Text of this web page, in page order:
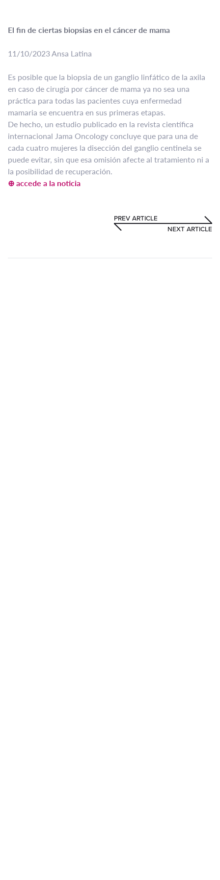
El fin de ciertas biopsias en el cáncer de mama
11/10/2023 Ansa Latina
Es posible que la biopsia de un ganglio linfático de la axila
en caso de cirugía por cáncer de mama ya no sea una
práctica para todas las pacientes cuya enfermedad
mamaria se encuentra en sus primeras etapas.
De hecho, un estudio publicado en la revista científica
internacional Jama Oncology concluye que para una de
cada cuatro mujeres la disección del ganglio centinela se
puede evitar, sin que esa omisión afecte al tratamiento ni a
la posibilidad de recuperación.
⊕ accede a la noticia
PREV ARTICLE
NEXT ARTICLE